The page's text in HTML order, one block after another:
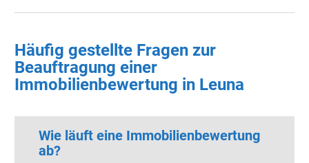
Häufig gestellte Fragen zur
Beauftragung einer
Immobilienbewertung in Leuna
Wie läuft eine Immobilienbewertung
ab?